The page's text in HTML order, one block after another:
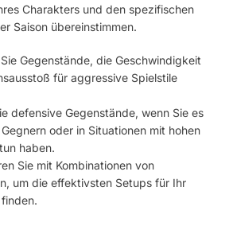
Charakters und den spezifischen
Saison übereinstimmen.
Gegenstände, die Geschwindigkeit
für aggressive Spielstile
defensive Gegenstände, wenn Sie es
oder in Situationen mit hohen
haben.
Sie mit Kombinationen von
um die effektivsten Setups für Ihr